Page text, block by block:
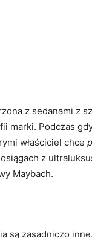
z sedanami z
marki. Podczas
właściciel chce
z
Maybach.
są zasadniczo